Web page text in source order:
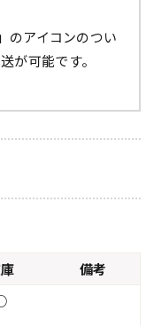
のアイコンのつい
が可能です。
備考